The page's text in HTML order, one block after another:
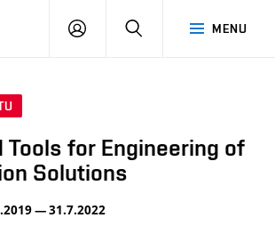
MENU
PŘIHLÁSIT
Tools for Engineering of
Solutions
— 31.7.2022